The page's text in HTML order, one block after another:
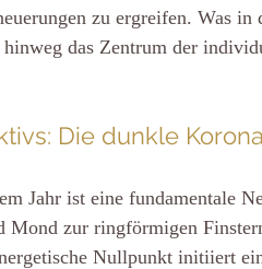
zu ergreifen. Was in
das Zentrum der
Die dunkle
Jahr ist eine fundamentale
Mond zur ringförmigen
Nullpunkt initiiert